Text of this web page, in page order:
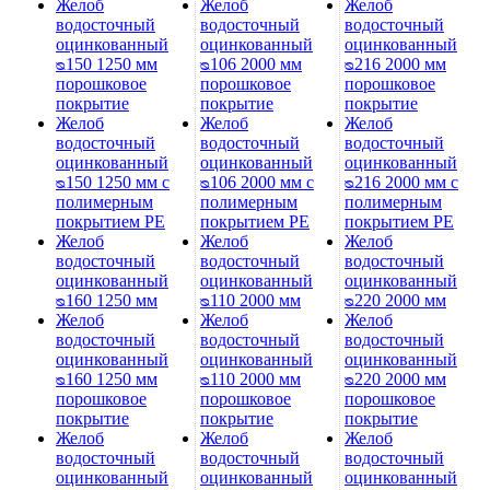
Желоб
водосточный
оцинкованный
ᴓ150 1250 мм
порошковое
покрытие
Желоб
водосточный
оцинкованный
ᴓ150 1250 мм с
полимерным
покрытием PE
Желоб
водосточный
оцинкованный
ᴓ160 1250 мм
Желоб
водосточный
оцинкованный
ᴓ160 1250 мм
порошковое
покрытие
Желоб
водосточный
оцинкованный
Желоб
водосточный
оцинкованный
ᴓ106 2000 мм
порошковое
покрытие
Желоб
водосточный
оцинкованный
ᴓ106 2000 мм с
полимерным
покрытием PE
Желоб
водосточный
оцинкованный
ᴓ110 2000 мм
Желоб
водосточный
оцинкованный
ᴓ110 2000 мм
порошковое
покрытие
Желоб
водосточный
оцинкованный
Желоб
водосточный
оцинкованный
ᴓ216 2000 мм
порошковое
покрытие
Желоб
водосточный
оцинкованный
ᴓ216 2000 мм с
полимерным
покрытием PE
Желоб
водосточный
оцинкованный
ᴓ220 2000 мм
Желоб
водосточный
оцинкованный
ᴓ220 2000 мм
порошковое
покрытие
Желоб
водосточный
оцинкованный